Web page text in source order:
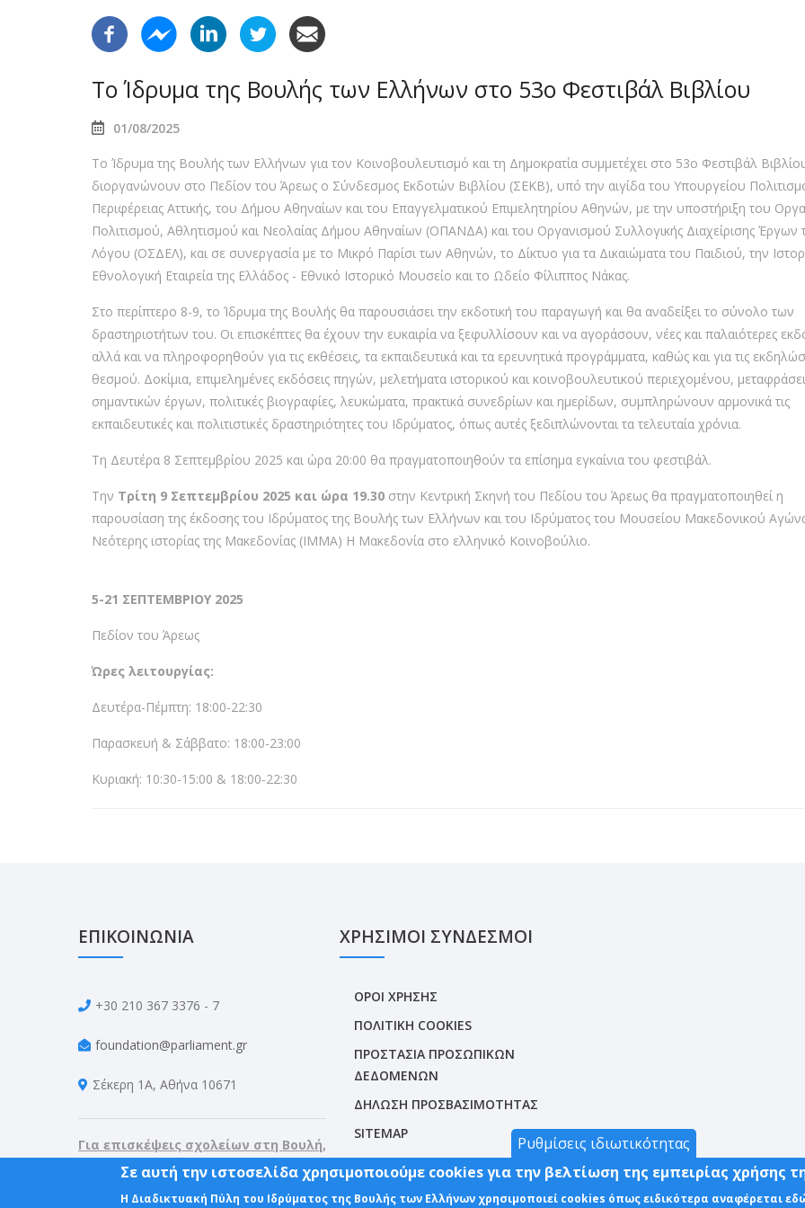
Το Ίδρυμα της Βουλής των Ελλήνων στο 53ο Φεστιβάλ Βιβλίου
01/08/2025
Το Ίδρυμα της Βουλής των Ελλήνων για τον Κοινοβουλευτισμό και τη Δημοκρατία συμμετέχει στο 53ο Φεστιβάλ
διοργανώνουν στο Πεδίον του Άρεως ο Σύνδεσμος Εκδοτών Βιβλίου (ΣΕΚΒ), υπό την αιγίδα του Υπουργείου
Περιφέρειας Αττικής, του Δήμου Αθηναίων και του Επαγγελματικού Επιμελητηρίου Αθηνών, με την υποστήριξη του
Πολιτισμού, Αθλητισμού και Νεολαίας Δήμου Αθηναίων (ΟΠΑΝΔΑ) και του Οργανισμού Συλλογικής Διαχείρισης Έργων
Λόγου (ΟΣΔΕΛ), και σε συνεργασία με το Μικρό Παρίσι των Αθηνών, το Δίκτυο για τα Δικαιώματα του Παιδιού, την
Εθνολογική Εταιρεία της Ελλάδος - Εθνικό Ιστορικό Μουσείο και το Ωδείο Φίλιππος Νάκας.
Στο περίπτερο 8-9, το Ίδρυμα της Βουλής θα παρουσιάσει την εκδοτική του παραγωγή και θα αναδείξει το σύνολο των
δραστηριοτήτων του. Οι επισκέπτες θα έχουν την ευκαιρία να ξεφυλλίσουν και να αγοράσουν, νέες και παλαιότερες
αλλά και να πληροφορηθούν για τις εκθέσεις, τα εκπαιδευτικά και τα ερευνητικά προγράμματα, καθώς και για τις
θεσμού. Δοκίμια, επιμελημένες εκδόσεις πηγών, μελετήματα ιστορικού και κοινοβουλευτικού περιεχομένου,
σημαντικών έργων, πολιτικές βιογραφίες, λευκώματα, πρακτικά συνεδρίων και ημερίδων, συμπληρώνουν αρμονικά τις
εκπαιδευτικές και πολιτιστικές δραστηριότητες του Ιδρύματος, όπως αυτές ξεδιπλώνονται τα τελευταία χρόνια.
Τη Δευτέρα 8 Σεπτεμβρίου 2025 και ώρα 20:00 θα πραγματοποιηθούν τα επίσημα εγκαίνια του φεστιβάλ.
Την Τρίτη 9 Σεπτεμβρίου 2025 και ώρα 19.30 στην Κεντρική Σκηνή του Πεδίου του Άρεως θα πραγματοποιηθεί η
παρουσίαση της έκδοσης του Ιδρύματος της Βουλής των Ελλήνων και του Ιδρύματος του Μουσείου Μακεδονικού
Νεότερης ιστορίας της Μακεδονίας (ΙΜΜΑ) Η Μακεδονία στο ελληνικό Κοινοβούλιο.
5-21 ΣΕΠΤΕΜΒΡΙΟΥ 2025
Πεδίον του Άρεως
Ώρες λειτουργίας:
Δευτέρα-Πέμπτη: 18:00-22:30
Παρασκευή & Σάββατο: 18:00-23:00
Κυριακή: 10:30-15:00 & 18:00-22:30
ΕΠΙΚΟΙΝΩΝΙΑ
+30 210 367 3376 - 7
foundation@parliament.gr
Σέκερη 1Α, Αθήνα 10671
Για επισκέψεις σχολείων στη Βουλή,
καλέστε: 210. 367 3187, 210. 367 3188
ΧΡΗΣΙΜΟΙ ΣΥΝΔΕΣΜΟΙ
ΟΡΟΙ ΧΡΗΣΗΣ
ΠΟΛΙΤΙΚΗ COOKIES
ΠΡΟΣΤΑΣΙΑ ΠΡΟΣΩΠΙΚΩΝ
ΔΕΔΟΜΕΝΩΝ
ΔΗΛΩΣΗ ΠΡΟΣΒΑΣΙΜΟΤΗΤΑΣ
SITEMAP
Ρυθμίσεις ιδιωτικότητας
Σε αυτή την ιστοσελίδα χρησιμοποιούμε cookies για την βελτίωση της εμπειρίας χρήσης
Η Διαδικτυακή Πύλη του Ιδρύματος της Βουλής των Ελλήνων χρησιμοποιεί cookies όπως ειδικότερα αναφέρεται